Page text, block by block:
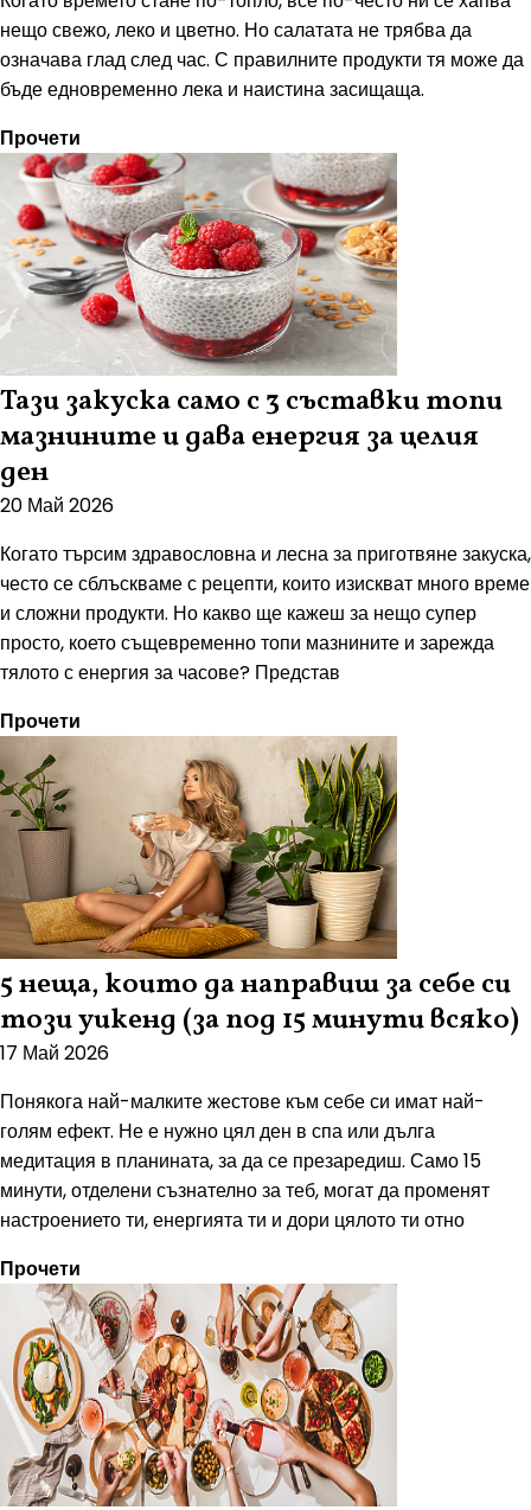
нещо свежо, леко и цветно. Но салатата не трябва да
означава глад след час. С правилните продукти тя може да
бъде едновременно лека и наистина засищаща.
Прочети
Тази закуска само с 3 съставки топи
мазнините и дава енергия за целия
ден
20 Май 2026
Когато търсим здравословна и лесна за приготвяне закуска,
често се сблъскваме с рецепти, които изискват много време
и сложни продукти. Но какво ще кажеш за нещо супер
просто, което същевременно топи мазнините и зарежда
тялото с енергия за часове? Представ
Прочети
5 неща, които да направиш за себе си
този уикенд (за под 15 минути всяко)
17 Май 2026
Понякога най-малките жестове към себе си имат най-
голям ефект. Не е нужно цял ден в спа или дълга
медитация в планината, за да се презаредиш. Само 15
минути, отделени съзнателно за теб, могат да променят
настроението ти, енергията ти и дори цялото ти отно
Прочети